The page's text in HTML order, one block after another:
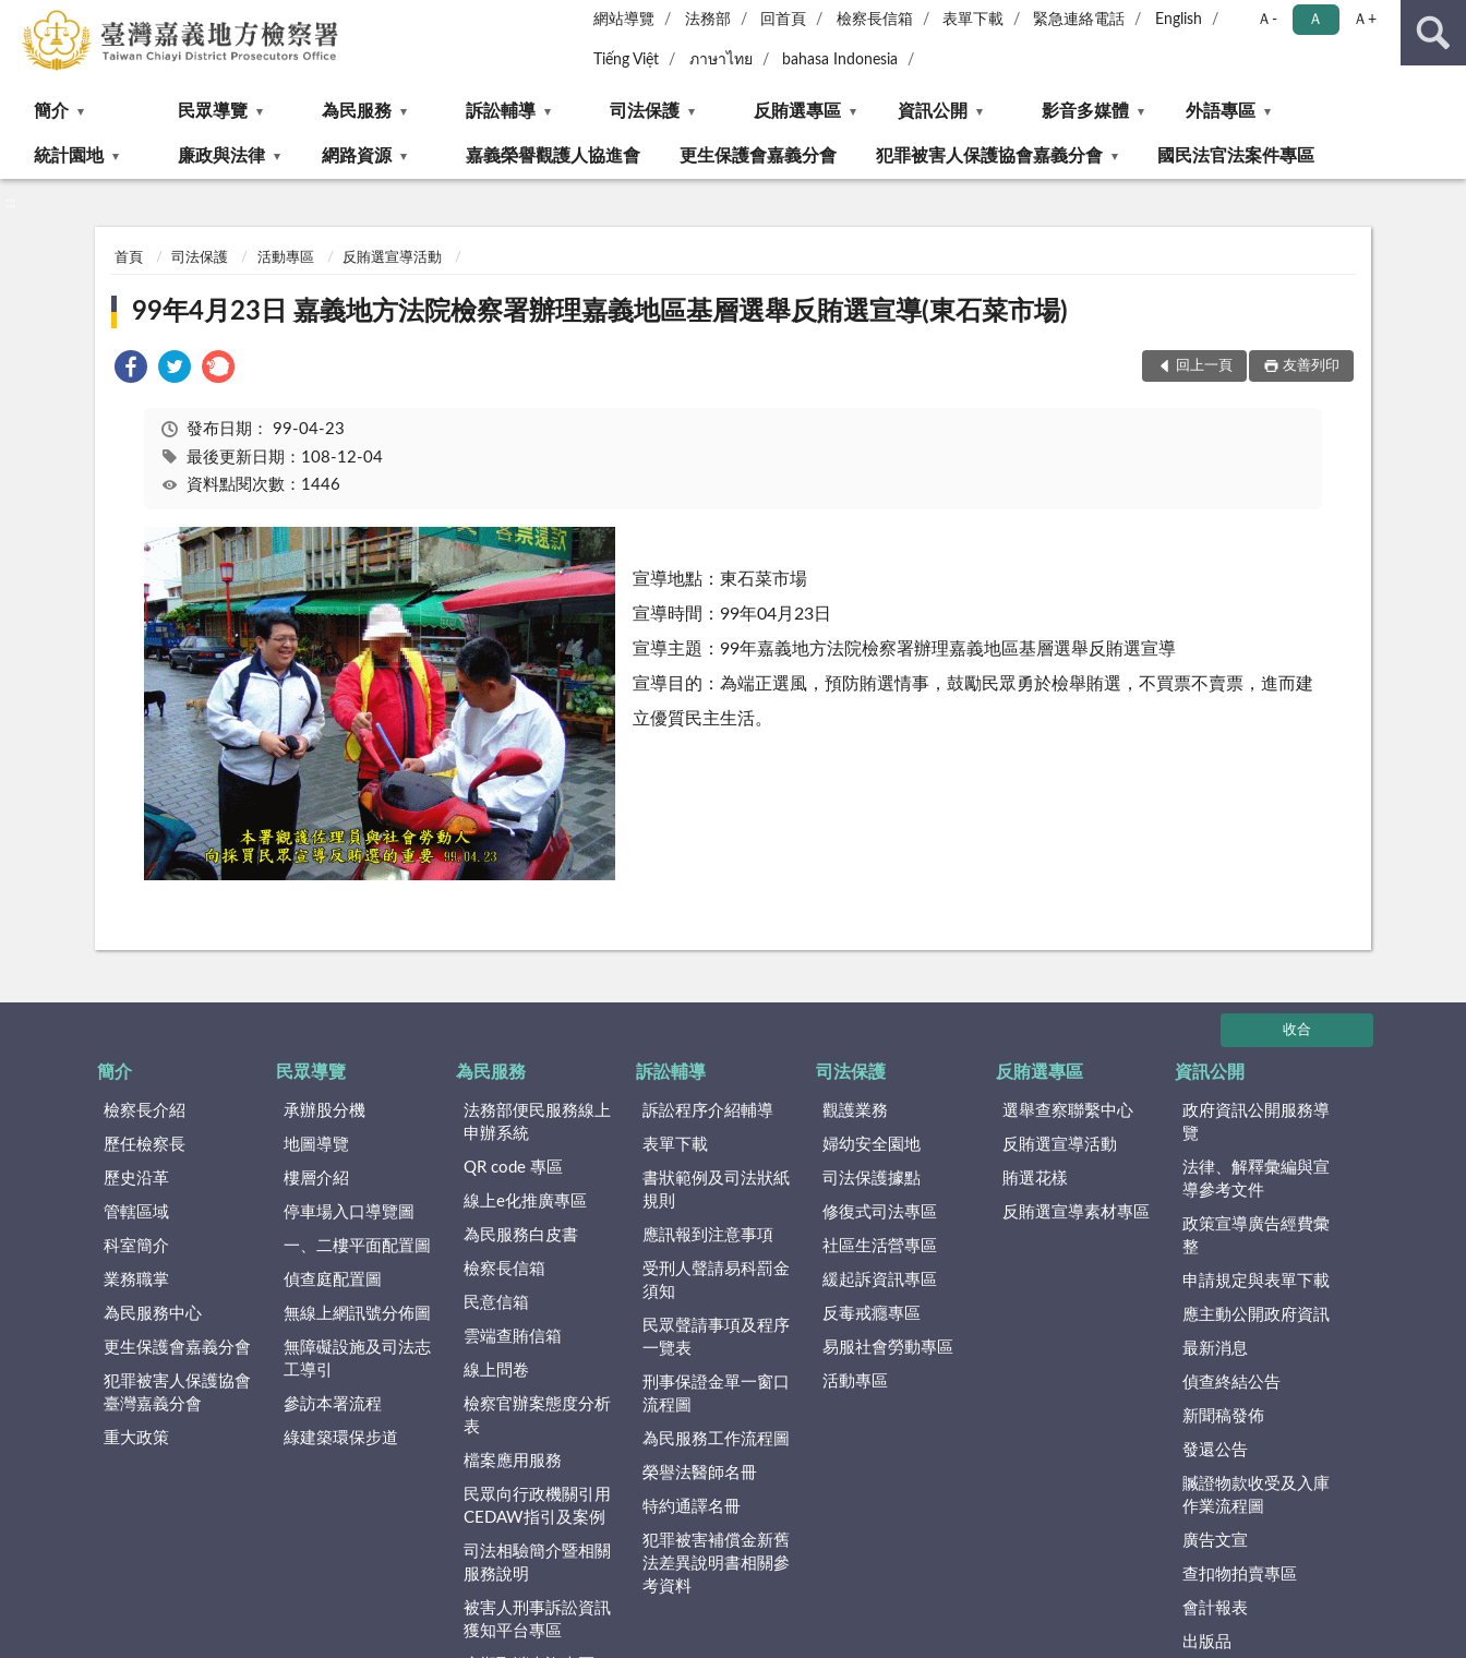
網站導覽 法務部 回首頁 檢察長信箱 表單下載 緊急連絡電話 English
Tiếng Việt ภาษาไทย bahasa Indonesia
Ａ- Ａ Ａ+
簡介 民眾導覽 為民服務 訴訟輔導 司法保護 反賄選專區 資訊公開 影音多媒體 外語專區
統計園地 廉政與法律 網路資源 嘉義榮譽觀護人協進會 更生保護會嘉義分會 犯罪被害人保護協會嘉義分會 國民法官法案件專區
首頁 司法保護 活動專區 反賄選宣導活動
99年4月23日 嘉義地方法院檢察署辦理嘉義地區基層選舉反賄選宣導(東石菜市場)
回上一頁 友善列印
發布日期： 99-04-23
最後更新日期：108-12-04
資料點閱次數：1446
宣導地點：東石菜市場
宣導時間：99年04月23日
宣導主題：99年嘉義地方法院檢察署辦理嘉義地區基層選舉反賄選宣導
宣導目的：為端正選風，預防賄選情事，鼓勵民眾勇於檢舉賄選，不買票不賣票，進而建
立優質民主生活。
收合
簡介
檢察長介紹
歷任檢察長
歷史沿革
管轄區域
科室簡介
業務職掌
為民服務中心
更生保護會嘉義分會
犯罪被害人保護協會
臺灣嘉義分會
重大政策
民眾導覽
承辦股分機
地圖導覽
樓層介紹
停車場入口導覽圖
一、二樓平面配置圖
偵查庭配置圖
無線上網訊號分佈圖
無障礙設施及司法志
工導引
參訪本署流程
綠建築環保步道
為民服務
法務部便民服務線上
申辦系統
QR code 專區
線上e化推廣專區
為民服務白皮書
檢察長信箱
民意信箱
雲端查賄信箱
線上問卷
檢察官辦案態度分析
表
檔案應用服務
民眾向行政機關引用
CEDAW指引及案例
司法相驗簡介暨相關
服務說明
被害人刑事訴訟資訊
獲知平台專區
訴訟輔導
訴訟程序介紹輔導
表單下載
書狀範例及司法狀紙
規則
應訊報到注意事項
受刑人聲請易科罰金
須知
民眾聲請事項及程序
一覽表
刑事保證金單一窗口
流程圖
為民服務工作流程圖
榮譽法醫師名冊
特約通譯名冊
犯罪被害補償金新舊
法差異說明書相關參
考資料
司法保護
觀護業務
婦幼安全園地
司法保護據點
修復式司法專區
社區生活營專區
緩起訴資訊專區
反毒戒癮專區
易服社會勞動專區
活動專區
反賄選專區
選舉查察聯繫中心
反賄選宣導活動
賄選花樣
反賄選宣導素材專區
資訊公開
政府資訊公開服務導
覽
法律、解釋彙編與宣
導參考文件
政策宣導廣告經費彙
整
申請規定與表單下載
應主動公開政府資訊
最新消息
偵查終結公告
新聞稿發佈
發還公告
贓證物款收受及入庫
作業流程圖
廣告文宣
查扣物拍賣專區
會計報表
出版品